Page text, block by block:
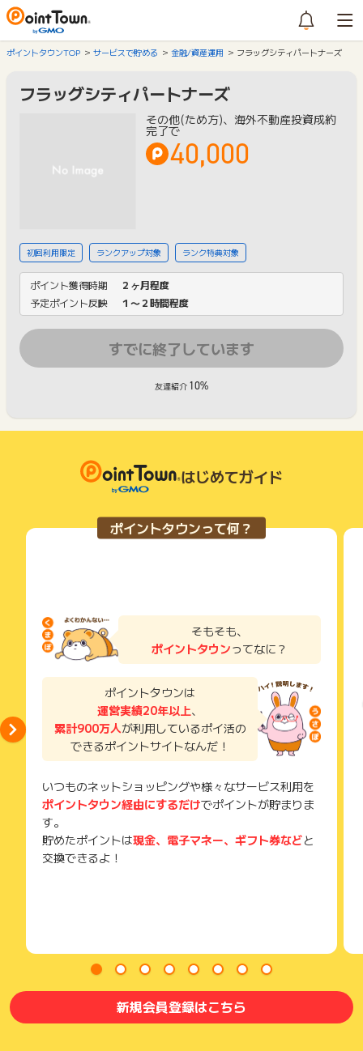
ポイントタウンTOP サービスで貯める 金融/資産運用 フラッグシティパートナーズ
フラッグシティパートナーズ
その他(ため方)、海外不動産投資成約
完了で
40,000
初回利用限定 ランクアップ対象 ランク特典対象
ポイント獲得時期
２ヶ月程度
予定ポイント反映
１〜２時間程度
すでに終了しています
友達紹介 10%
はじめてガイド
ポイントタウンって何？
そもそも、
ポイントタウンってなに？
ポイントタウンは
運営実績20年以上、
累計900万人が利用しているポイ活の
できるポイントサイトなんだ！
いつものネットショッピングや様々なサービス利用を
ポイントタウン経由にするだけでポイントが貯まりま
す。
貯めたポイントは現金、電子マネー、ギフト券などと
交換できるよ！
新規会員登録はこちら